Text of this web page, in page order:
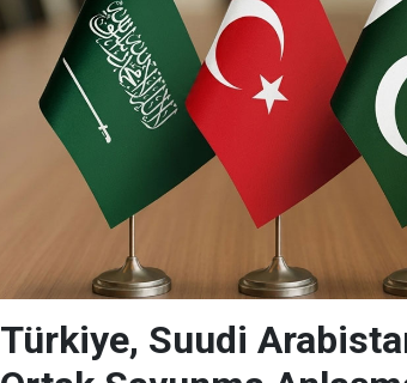
Türkiye, Suudi